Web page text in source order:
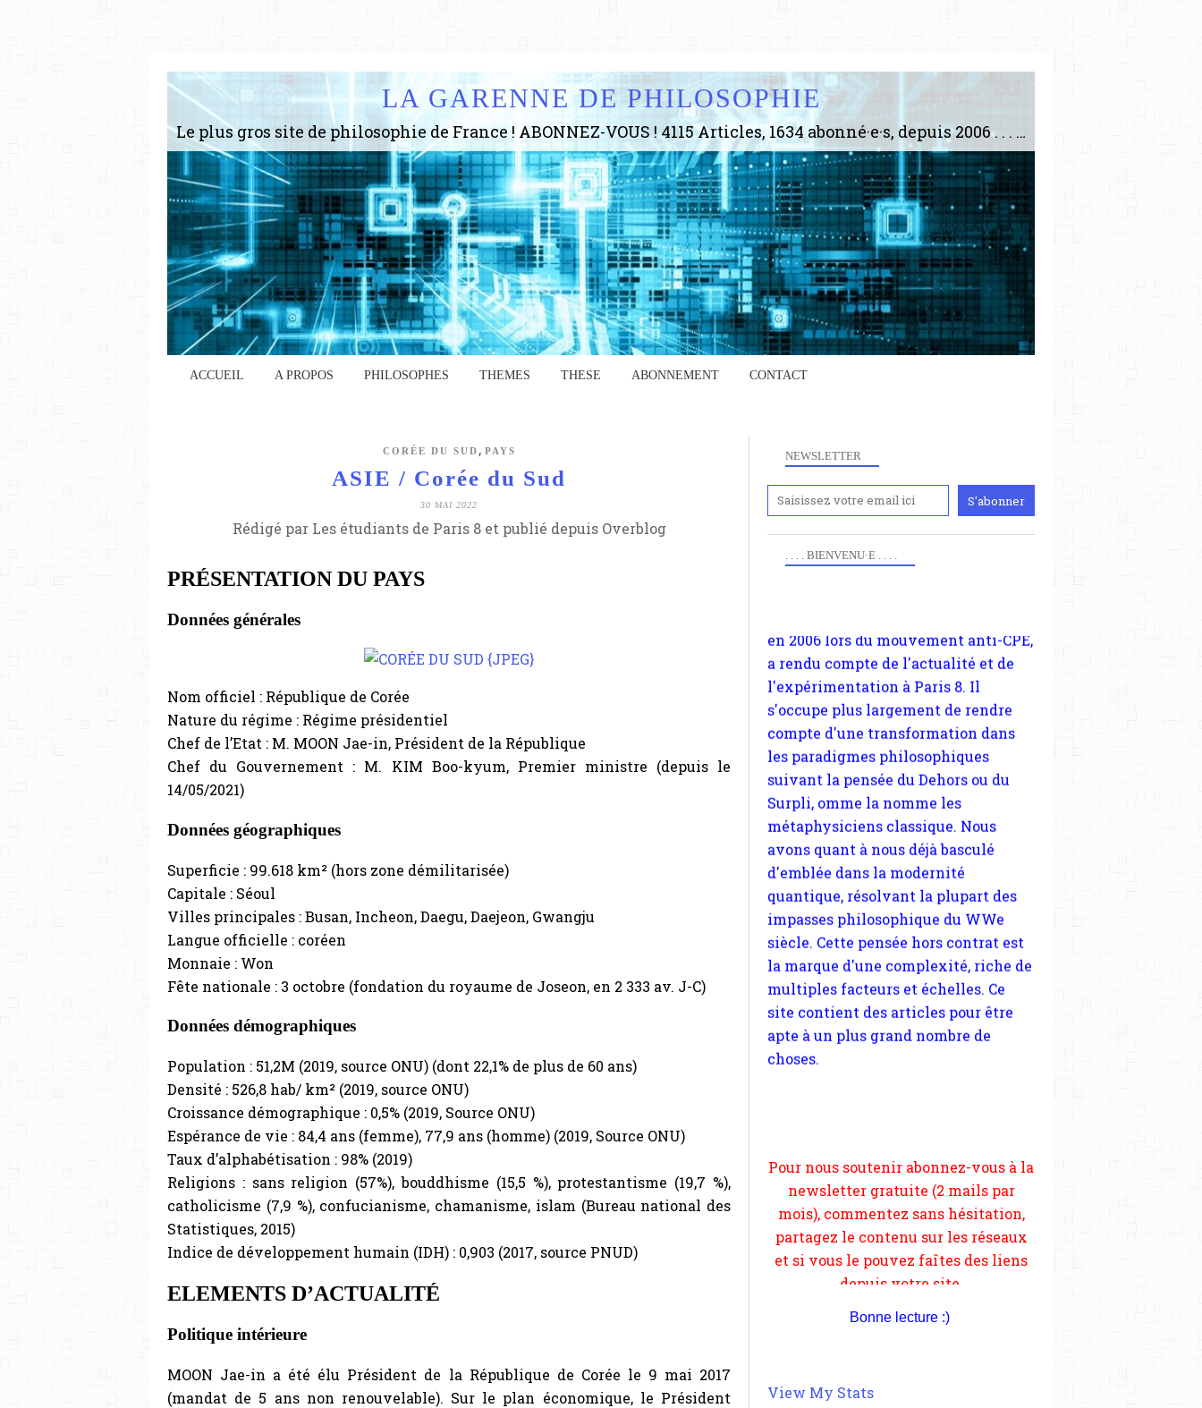
LA GARENNE DE PHILOSOPHIE
Le plus gros site de philosophie de France ! ABONNEZ-VOUS ! 4115 Articles, 1634 abonné·e·s, depuis 2006 . . . . . . . . 2 852 214 pages vues jusqu'à présent. Prestance et être apte à un plus grand nombre de choses.
ACCUEIL A PROPOS PHILOSOPHES THEMES THESE ABONNEMENT CONTACT
CORÉE DU SUD , PAYS
ASIE / Corée du Sud
30 MAI 2022
Rédigé par Les étudiants de Paris 8 et publié depuis Overblog
PRÉSENTATION DU PAYS
Données générales
Nom officiel : République de Corée
Nature du régime : Régime présidentiel
Chef de l’Etat : M. MOON Jae-in, Président de la République
Chef du Gouvernement : M. KIM Boo-kyum, Premier ministre (depuis le
14/05/2021)
Données géographiques
Superficie : 99.618 km² (hors zone démilitarisée)
Capitale : Séoul
Villes principales : Busan, Incheon, Daegu, Daejeon, Gwangju
Langue officielle : coréen
Monnaie : Won
Fête nationale : 3 octobre (fondation du royaume de Joseon, en 2 333 av. J-C)
Données démographiques
Population : 51,2M (2019, source ONU) (dont 22,1% de plus de 60 ans)
Densité : 526,8 hab/ km² (2019, source ONU)
Croissance démographique : 0,5% (2019, Source ONU)
Espérance de vie : 84,4 ans (femme), 77,9 ans (homme) (2019, Source ONU)
Taux d’alphabétisation : 98% (2019)
Religions : sans religion (57%), bouddhisme (15,5 %), protestantisme (19,7 %),
catholicisme (7,9 %), confucianisme, chamanisme, islam (Bureau national des
Statistiques, 2015)
Indice de développement humain (IDH) : 0,903 (2017, source PNUD)
ELEMENTS D’ACTUALITÉ
Politique intérieure
MOON Jae-in a été élu Président de la République de Corée le 9 mai 2017
(mandat de 5 ans non renouvelable). Sur le plan économique, le Président
NEWSLETTER
. . . . BIENVENU·E . . . .
Anciennement
www.paris8philo.com, ce site, créé
en 2006 lors du mouvement anti-CPE,
a rendu compte de l'actualité et de
les paradigmes philosophiques
suivant la pensée du Dehors ou du
Surpli, omme la nomme les
métaphysiciens classique. Nous
avons quant à nous déjà basculé
d'emblée dans la modernité
quantique, résolvant la plupart des
impasses philosophique du WWe
siècle. Cette pensée hors contrat est
la marque d'une complexité, riche de
multiples facteurs et échelles. Ce
site contient des articles pour être
apte à un plus grand nombre de
choses.
et si vous le pouvez faîtes des liens
depuis votre site.
Bonne lecture :)
View My Stats